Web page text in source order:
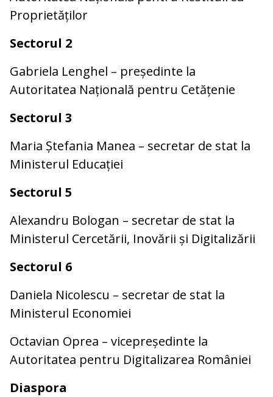
Proprietăților
Sectorul 2
Gabriela Lenghel – președinte la
Autoritatea Națională pentru Cetățenie
Sectorul 3
Maria Ștefania Manea – secretar de stat la
Ministerul Educației
Sectorul 5
Alexandru Bologan – secretar de stat la
Ministerul Cercetării, Inovării și Digitalizării
Sectorul 6
Daniela Nicolescu – secretar de stat la
Ministerul Economiei
Octavian Oprea – vicepreședinte la
Autoritatea pentru Digitalizarea României
Diaspora